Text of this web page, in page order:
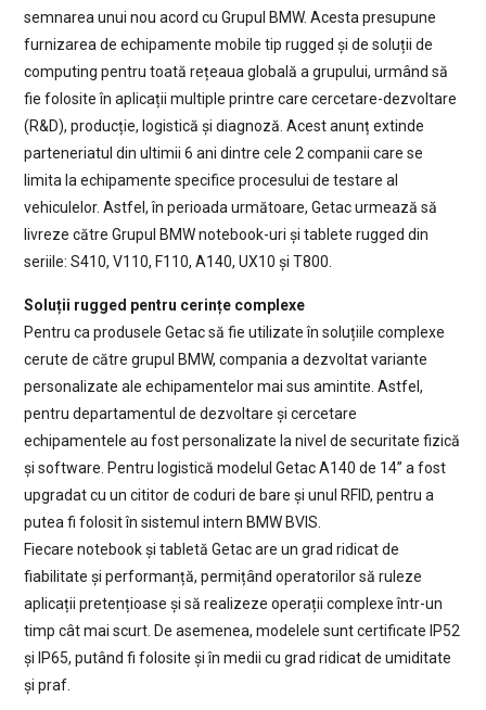
semnarea unui nou acord cu Grupul BMW. Acesta presupune
furnizarea de echipamente mobile tip rugged și de soluții de
computing pentru toată rețeaua globală a grupului, urmând să
fie folosite în aplicații multiple printre care cercetare-dezvoltare
(R&D), producție, logistică și diagnoză. Acest anunț extinde
parteneriatul din ultimii 6 ani dintre cele 2 companii care se
limita la echipamente specifice procesului de testare al
vehiculelor. Astfel, în perioada următoare, Getac urmează să
livreze către Grupul BMW notebook-uri și tablete rugged din
seriile: S410, V110, F110, A140, UX10 și T800.
Soluții rugged pentru cerințe complexe
Pentru ca produsele Getac să fie utilizate în soluțiile complexe
cerute de către grupul BMW, compania a dezvoltat variante
personalizate ale echipamentelor mai sus amintite. Astfel,
pentru departamentul de dezvoltare și cercetare
echipamentele au fost personalizate la nivel de securitate fizică
și software. Pentru logistică modelul Getac A140 de 14” a fost
upgradat cu un cititor de coduri de bare și unul RFID, pentru a
putea fi folosit în sistemul intern BMW BVIS.
Fiecare notebook și tabletă Getac are un grad ridicat de
fiabilitate și performanță, permițând operatorilor să ruleze
aplicații pretențioase și să realizeze operații complexe într-un
timp cât mai scurt. De asemenea, modelele sunt certificate IP52
și IP65, putând fi folosite și în medii cu grad ridicat de umiditate
și praf.